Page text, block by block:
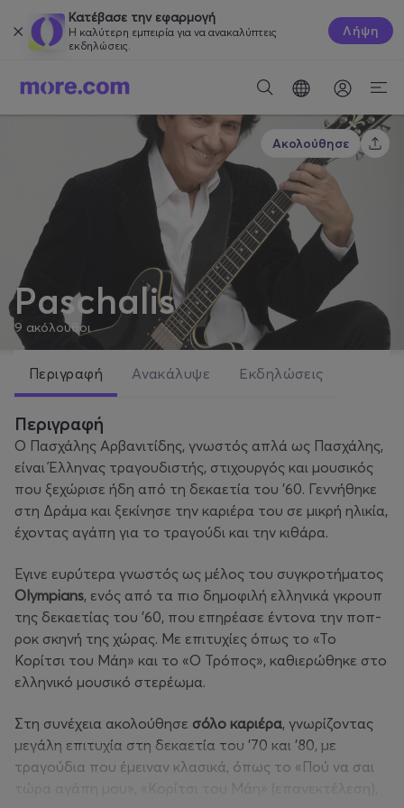
Κατέβασε την εφαρμογή
Η καλύτερη εμπειρία για να ανακαλύπτεις
εκδηλώσεις.
Λήψη
Paschalis
9 ακόλουθοι
Ακολούθησε
Περιγραφή Ανακάλυψε Εκδηλώσεις
Περιγραφή
Ο Πασχάλης Αρβανιτίδης, γνωστός απλά ως Πασχάλης,
είναι Έλληνας τραγουδιστής, στιχουργός και μουσικός
που ξεχώρισε ήδη από τη δεκαετία του ’60. Γεννήθηκε
στη Δράμα και ξεκίνησε την καριέρα του σε μικρή ηλικία,
έχοντας αγάπη για το τραγούδι και την κιθάρα.
Έγινε ευρύτερα γνωστός ως μέλος του συγκροτήματος
Olympians, ενός από τα πιο δημοφιλή ελληνικά γκρουπ
της δεκαετίας του ’60, που επηρέασε έντονα την ποπ-
ροκ σκηνή της χώρας. Με επιτυχίες όπως το «Το
Κορίτσι του Μάη» και το «Ο Τρόπος», καθιερώθηκε στο
ελληνικό μουσικό στερέωμα.
Στη συνέχεια ακολούθησε σόλο καριέρα, γνωρίζοντας
μεγάλη επιτυχία στη δεκαετία του ’70 και ’80, με
τραγούδια που έμειναν κλασικά, όπως το «Πού να σαι
«Κορίτσι του Μάη»